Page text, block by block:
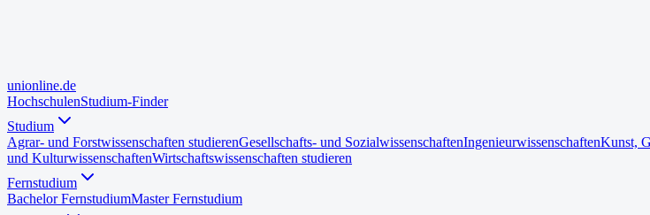
unionline.de
HochschulenStudium-Finder
Studium
Agrar- und Forstwissenschaften studierenGesellschafts- und SozialwissenschaftenIngenieurwissenschaftenKunst,
und KulturwissenschaftenWirtschaftswissenschaften studieren
Fernstudium
Bachelor FernstudiumMaster Fernstudium